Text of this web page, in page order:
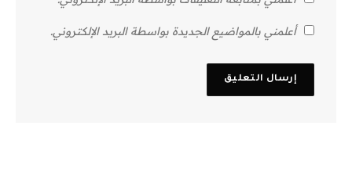
أعلمني بالمواضيع الجديدة بواسطة البريد الإلكتروني.